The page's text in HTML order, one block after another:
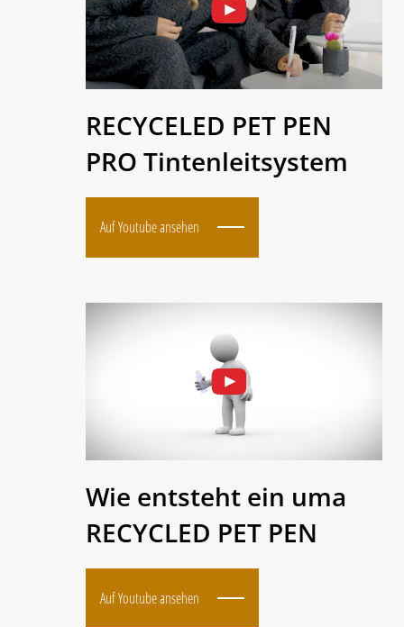
RECYCELED PET PEN
PRO Tintenleitsystem
Auf Youtube ansehen
Wie entsteht ein uma
RECYCLED PET PEN
Auf Youtube ansehen